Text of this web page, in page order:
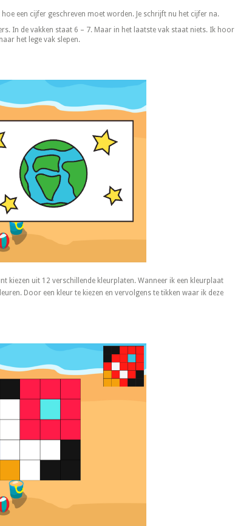
een cijfer geschreven moet worden. Je schrijft nu het cijfer na.
In de vakken staat 6 – 7. Maar in het laatste vak staat niets. Ik hoor
het lege vak slepen.
kiezen uit 12 verschillende kleurplaten. Wanneer ik een kleurplaat
Door een kleur te kiezen en vervolgens te tikken waar ik deze